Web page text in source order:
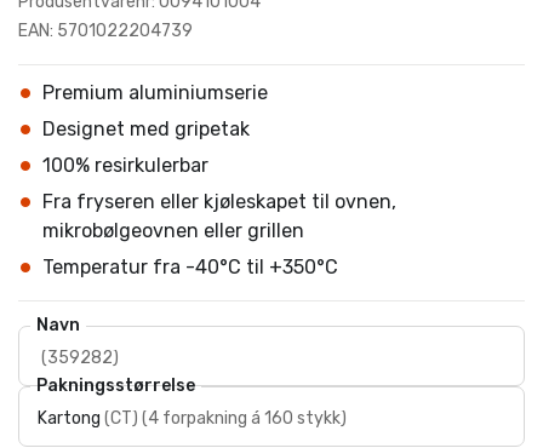
EAN: 5701022204739
Premium aluminiumserie
Designet med gripetak
100% resirkulerbar
Fra fryseren eller kjøleskapet til ovnen,
mikrobølgeovnen eller grillen
Temperatur fra -40°C til +350°C
Navn
(359282)
Pakningsstørrelse
Kartong (CT) (4 forpakning á 160 stykk)